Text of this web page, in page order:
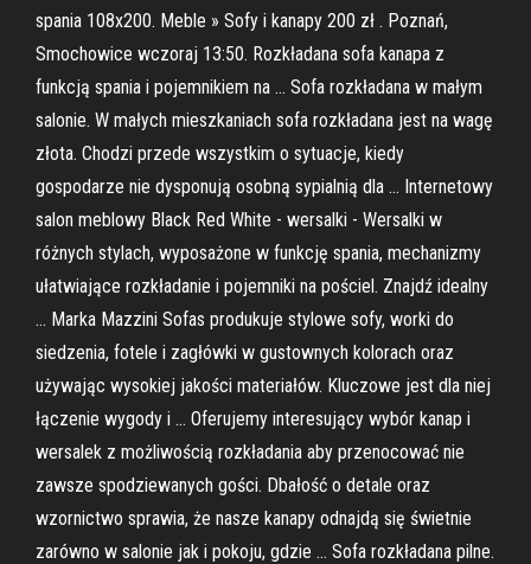
spania 108x200. Meble » Sofy i kanapy 200 zł . Poznań,
Smochowice wczoraj 13:50. Rozkładana sofa kanapa z
funkcją spania i pojemnikiem na … Sofa rozkładana w małym
salonie. W małych mieszkaniach sofa rozkładana jest na wagę
złota. Chodzi przede wszystkim o sytuacje, kiedy
gospodarze nie dysponują osobną sypialnią dla … Internetowy
salon meblowy Black Red White - wersalki - Wersalki w
różnych stylach, wyposażone w funkcję spania, mechanizmy
ułatwiające rozkładanie i pojemniki na pościel. Znajdź idealny
… Marka Mazzini Sofas produkuje stylowe sofy, worki do
siedzenia, fotele i zagłówki w gustownych kolorach oraz
używając wysokiej jakości materiałów. Kluczowe jest dla niej
łączenie wygody i … Oferujemy interesujący wybór kanap i
wersalek z możliwością rozkładania aby przenocować nie
zawsze spodziewanych gości. Dbałość o detale oraz
wzornictwo sprawia, że nasze kanapy odnajdą się świetnie
zarówno w salonie jak i pokoju, gdzie … Sofa rozkładana pilne.